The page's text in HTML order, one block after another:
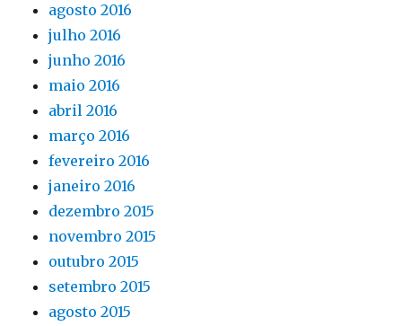
agosto 2016
julho 2016
junho 2016
maio 2016
abril 2016
março 2016
fevereiro 2016
janeiro 2016
dezembro 2015
novembro 2015
outubro 2015
setembro 2015
agosto 2015